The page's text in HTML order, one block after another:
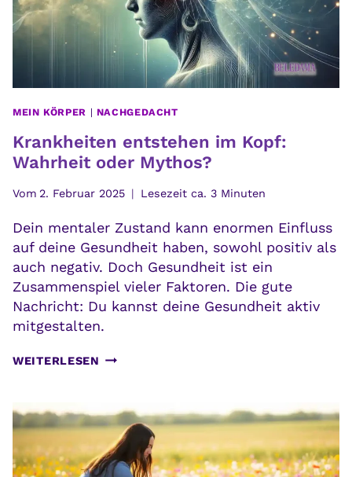
MEIN KÖRPER | NACHGEDACHT
Krankheiten entstehen im Kopf:
Wahrheit oder Mythos?
Vom 2. Februar 2025 Lesezeit ca. 3 Minuten
Dein mentaler Zustand kann enormen Einfluss
auf deine Gesundheit haben, sowohl positiv als
auch negativ. Doch Gesundheit ist ein
Zusammenspiel vieler Faktoren. Die gute
Nachricht: Du kannst deine Gesundheit aktiv
mitgestalten.
WEITERLESEN KRANKHEITEN
KOPF:
WAHRHEIT
ODER